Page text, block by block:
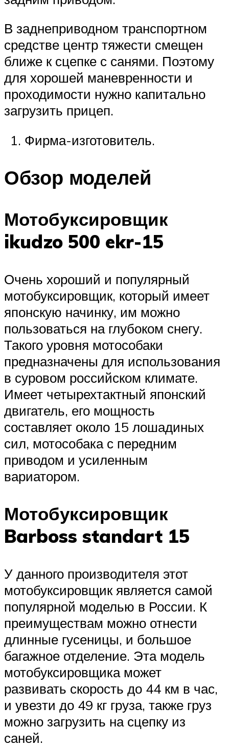
В заднеприводном транспортном
средстве центр тяжести смещен
ближе к сцепке с санями. Поэтому
для хорошей маневренности и
проходимости нужно капитально
загрузить прицеп.
Фирма-изготовитель.
Обзор моделей
Мотобуксировщик
ikudzo 500 ekr-15
Очень хороший и популярный
мотобуксировщик, который имеет
японскую начинку, им можно
пользоваться на глубоком снегу.
Такого уровня мотособаки
предназначены для использования
в суровом российском климате.
Имеет четырехтактный японский
двигатель, его мощность
составляет около 15 лошадиных
сил, мотособака с передним
приводом и усиленным
вариатором.
Мотобуксировщик
Barboss standart 15
У данного производителя этот
мотобуксировщик является самой
популярной моделью в России. К
преимуществам можно отнести
длинные гусеницы, и большое
багажное отделение. Эта модель
мотобуксировщика может
развивать скорость до 44 км в час,
и увезти до 49 кг груза, также груз
можно загрузить на сцепку из
саней.